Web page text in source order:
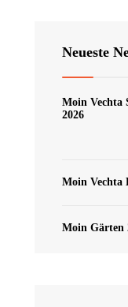
Neueste
Moin Vechta
2026
Moin Vechta
Moin Gärten